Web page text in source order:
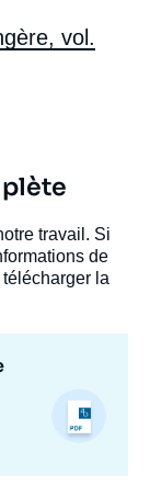
vol.
travail. Si
de
la